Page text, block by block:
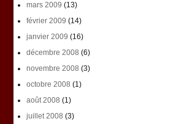
mars 2009 (13)
février 2009 (14)
janvier 2009 (16)
décembre 2008 (6)
novembre 2008 (3)
octobre 2008 (1)
août 2008 (1)
juillet 2008 (3)